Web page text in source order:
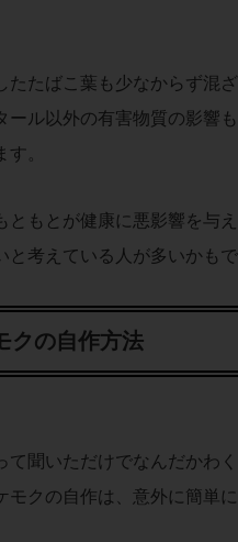
たたばこ葉も少なからず混
ール以外の有害物質の影響
。
ともとが健康に悪影響を与
と考えている人が多いかも
クの自作方法
て聞いただけでなんだかわ
モクの自作は、意外に簡単